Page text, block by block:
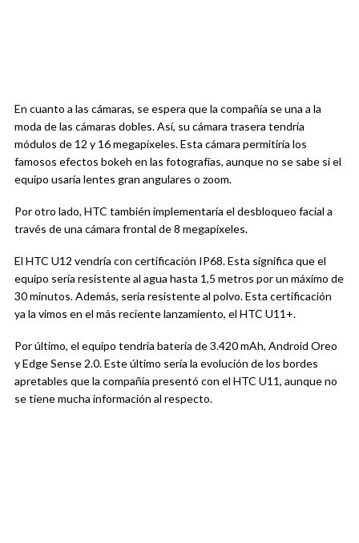
En cuanto a las cámaras, se espera que la compañía se una a la
moda de las cámaras dobles. Así, su cámara trasera tendría
módulos de 12 y 16 megapíxeles. Esta cámara permitiría los
famosos efectos bokeh en las fotografías, aunque no se sabe si el
equipo usaría lentes gran angulares o zoom.
Por otro lado, HTC también implementaría el desbloqueo facial a
través de una cámara frontal de 8 megapíxeles.
El HTC U12 vendría con certificación IP68. Esta significa que el
equipo sería resistente al agua hasta 1,5 metros por un máximo de
30 minutos. Además, sería resistente al polvo. Esta certificación
ya la vimos en el más reciente lanzamiento, el HTC U11+.
Por último, el equipo tendría batería de 3.420 mAh, Android Oreo
y Edge Sense 2.0. Este último sería la evolución de los bordes
apretables que la compañía presentó con el HTC U11, aunque no
se tiene mucha información al respecto.